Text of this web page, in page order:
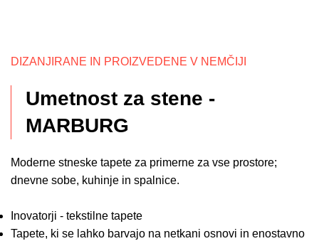
DIZANJIRANE IN PROIZVEDENE V NEMČIJI
Umetnost za stene -
MARBURG
Moderne stneske tapete za primerne za vse prostore;
dnevne sobe, kuhinje in spalnice.
Inovatorji - tekstilne tapete
Tapete, ki se lahko barvajo na netkani osnovi in enostavno